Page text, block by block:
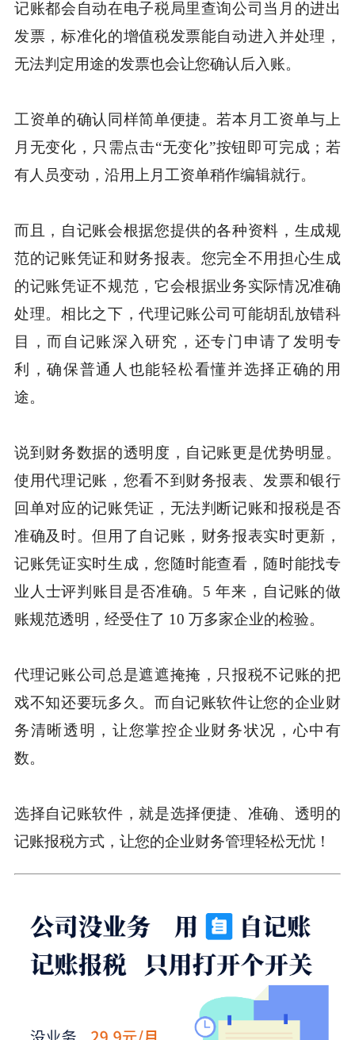
记账都会自动在电子税局里查询公司当月的进出
发票，标准化的增值税发票能自动进入并处理，
无法判定用途的发票也会让您确认后入账。
工资单的确认同样简单便捷。若本月工资单与上
月无变化，只需点击“无变化”按钮即可完成；若
有人员变动，沿用上月工资单稍作编辑就行。
而且，自记账会根据您提供的各种资料，生成规
范的记账凭证和财务报表。您完全不用担心生成
的记账凭证不规范，它会根据业务实际情况准确
处理。相比之下，代理记账公司可能胡乱放错科
目，而自记账深入研究，还专门申请了发明专
利，确保普通人也能轻松看懂并选择正确的用
途。
说到财务数据的透明度，自记账更是优势明显。
使用代理记账，您看不到财务报表、发票和银行
回单对应的记账凭证，无法判断记账和报税是否
准确及时。但用了自记账，财务报表实时更新，
记账凭证实时生成，您随时能查看，随时能找专
业人士评判账目是否准确。5 年来，自记账的做
账规范透明，经受住了 10 万多家企业的检验。
代理记账公司总是遮遮掩掩，只报税不记账的把
戏不知还要玩多久。而自记账软件让您的企业财
务清晰透明，让您掌控企业财务状况，心中有
数。
选择自记账软件，就是选择便捷、准确、透明的
记账报税方式，让您的企业财务管理轻松无忧！